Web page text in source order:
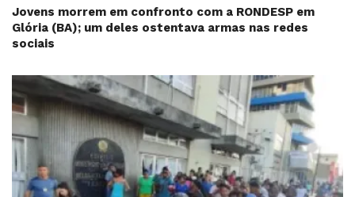
Jovens morrem em confronto com a RONDESP em
Glória (BA); um deles ostentava armas nas redes
sociais